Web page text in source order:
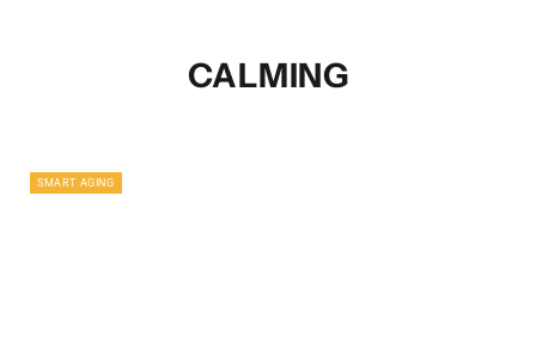
CALMING
SMART AGING